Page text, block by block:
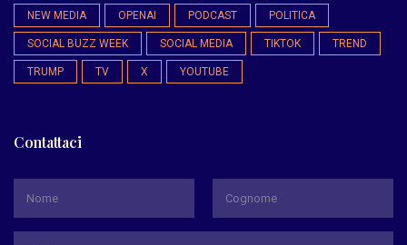
NEW MEDIA OPENAI PODCAST POLITICA
SOCIAL BUZZ WEEK SOCIAL MEDIA TIKTOK TREND
TRUMP TV X YOUTUBE
Contattaci